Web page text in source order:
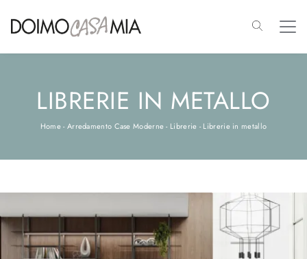
LIBRERIE IN METALLO
Home - Arredamento Case Moderne - Librerie - Librerie in metallo